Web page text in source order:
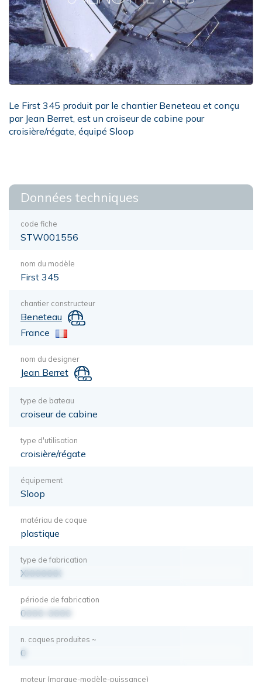
Le First 345 produit par le chantier Beneteau et conçu
par Jean Berret, est un croiseur de cabine pour
croisière/régate, équipé Sloop
Données techniques
code fiche
STW001556
nom du modèle
First 345
chantier constructeur
Beneteau
France
nom du designer
Jean Berret
type de bateau
croiseur de cabine
type d'utilisation
croisière/régate
équipement
Sloop
matériau de coque
plastique
type de fabrication
XXXXXXX
période de fabrication
0000-0000
n. coques produites ~
0
moteur (marque-modèle-puissance)